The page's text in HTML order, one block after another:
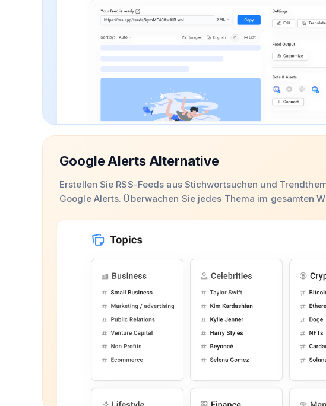
Google Alerts Alternative
Erstellen Sie RSS-Feeds aus Stichwortsuchen und
Google Alerts. Überwachen Sie jedes Thema im gesamten